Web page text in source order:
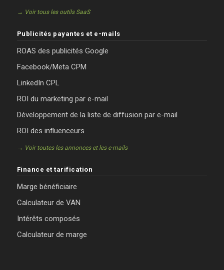
→ Voir tous les outils SaaS
Publicités payantes et e-mails
ROAS des publicités Google
Facebook/Meta CPM
LinkedIn CPL
ROI du marketing par e-mail
Développement de la liste de diffusion par e-mail
ROI des influenceurs
→ Voir toutes les annonces et les e-mails
Finance et tarification
Marge bénéficiaire
Calculateur de VAN
Intérêts composés
Calculateur de marge